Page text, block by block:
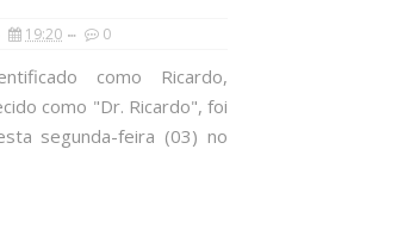
19:20 0
como Ricardo,
como "Dr. Ricardo", foi
segunda-feira (03) no